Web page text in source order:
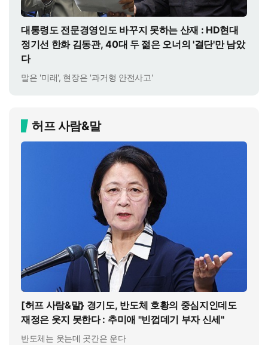
대통령도 전문경영인도 바꾸지 못하는 산재 : HD현대
정기선 한화 김동관, 40대 두 젊은 오너의 '결단'만 남았
다
말은 '미래', 현장은 '과거형 안전사고'
허프 사람&말
[허프 사람&말} 경기도, 반도체 호황의 중심지인데도
재정은 웃지 못한다 : 추미애 "빈껍데기 부자 신세"
반도체는 웃는데 곳간은 운다